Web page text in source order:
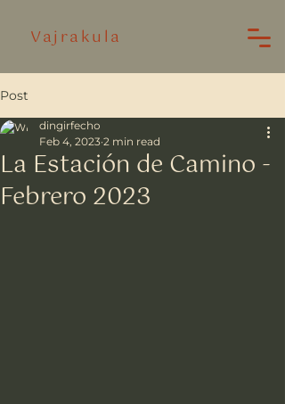
Vajrakula
Post
La Estación de Camino -
Febrero 2023
dingirfecho
Feb 4, 2023 2 min read